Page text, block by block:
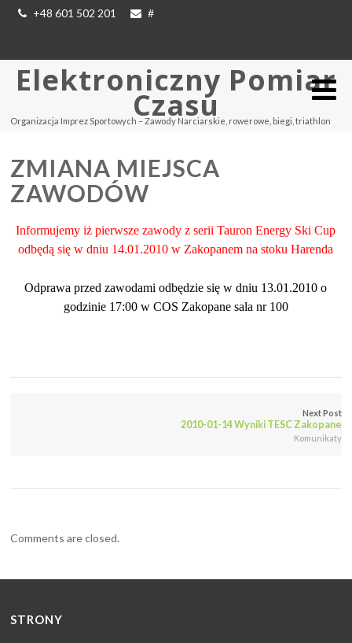
+48 601 502 201 #
Elektroniczny Pomiar
Czasu
Organizacja Imprez Sportowych – Zawody Narciarskie, rowerowe, biegi, triathlon
ZMIANA MIEJSCA
ZAWODÓW
Informujemy iż pierwsze zawody z serii Tauron Energy Ski Cup
odbędą się w dniu 14.01.2010 w Zakopanem na stoku Harenda
Odprawa przed zawodami odbędzie się w dniu 13.01.2010 o
godzinie 17:00 w COS Zakopane sala nr 100
Next Post
2010-01-14 Wyniki TESC Zakopane
Komunikaty
Comments are closed.
STRONY